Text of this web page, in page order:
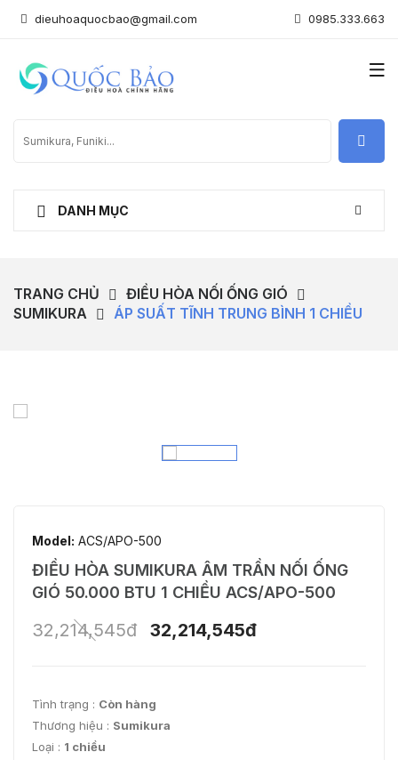
dieuhoaquocbao@gmail.com 0985.333.663
DANH MỤC
TRANG CHỦ
ĐIỀU HÒA NỐI ỐNG GIÓ
SUMIKURA
ÁP SUẤT TĨNH TRUNG BÌNH 1 CHIỀU
Model: ACS/APO-500
ĐIỀU HÒA SUMIKURA ÂM TRẦN NỐI ỐNG
GIÓ 50.000 BTU 1 CHIỀU ACS/APO-500
32,214,545đ 32,214,545đ
Tình trạng : Còn hàng
Thương hiệu : Sumikura
Loại : 1 chiều